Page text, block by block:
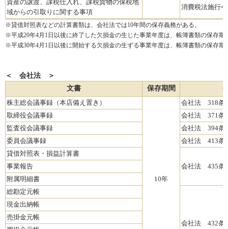
資産の譲渡、課税仕入れ、課税貨物の保税地
域からの引取りに関する事項
消費税法施行
※貸借対照表などの計算書類は、会社法では10年間の保存義務がある。
※平成20年4月1日以後に終了した欠損金の生じた事業年度は、帳簿書類の保存期
※平成30年4月1日以後に開始する欠損金の生ずる事業年度は、帳簿書類の保存期
＜ 会社法 ＞
文書
保存期間
株主総会議事録（本店備え置き）
10年
会社法 318条
取締役会議事録
会社法 371条
監査役会議事録
会社法 394条
委員会議事録
会社法 413条
貸借対照表・損益計算書
会社法 435条
事業報告
附属明細書
総勘定元帳
会社法 432条
現金出納帳
売掛金元帳